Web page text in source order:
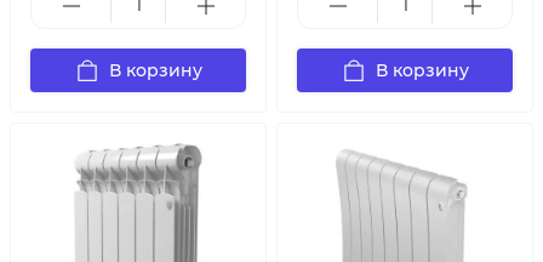
В корзину В корзину